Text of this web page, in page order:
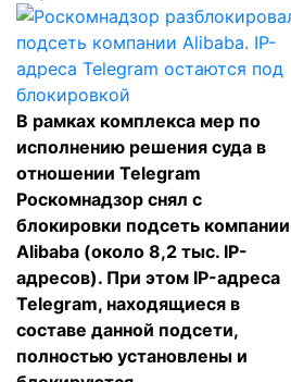
В рамках комплекса мер по
исполнению решения суда в
отношении Telegram
Роскомнадзор снял с
блокировки подсеть компании
Alibaba (около 8,2 тыс. IP-
адресов). При этом IP-адреса
Telegram, находящиеся в
составе данной подсети,
полностью установлены и